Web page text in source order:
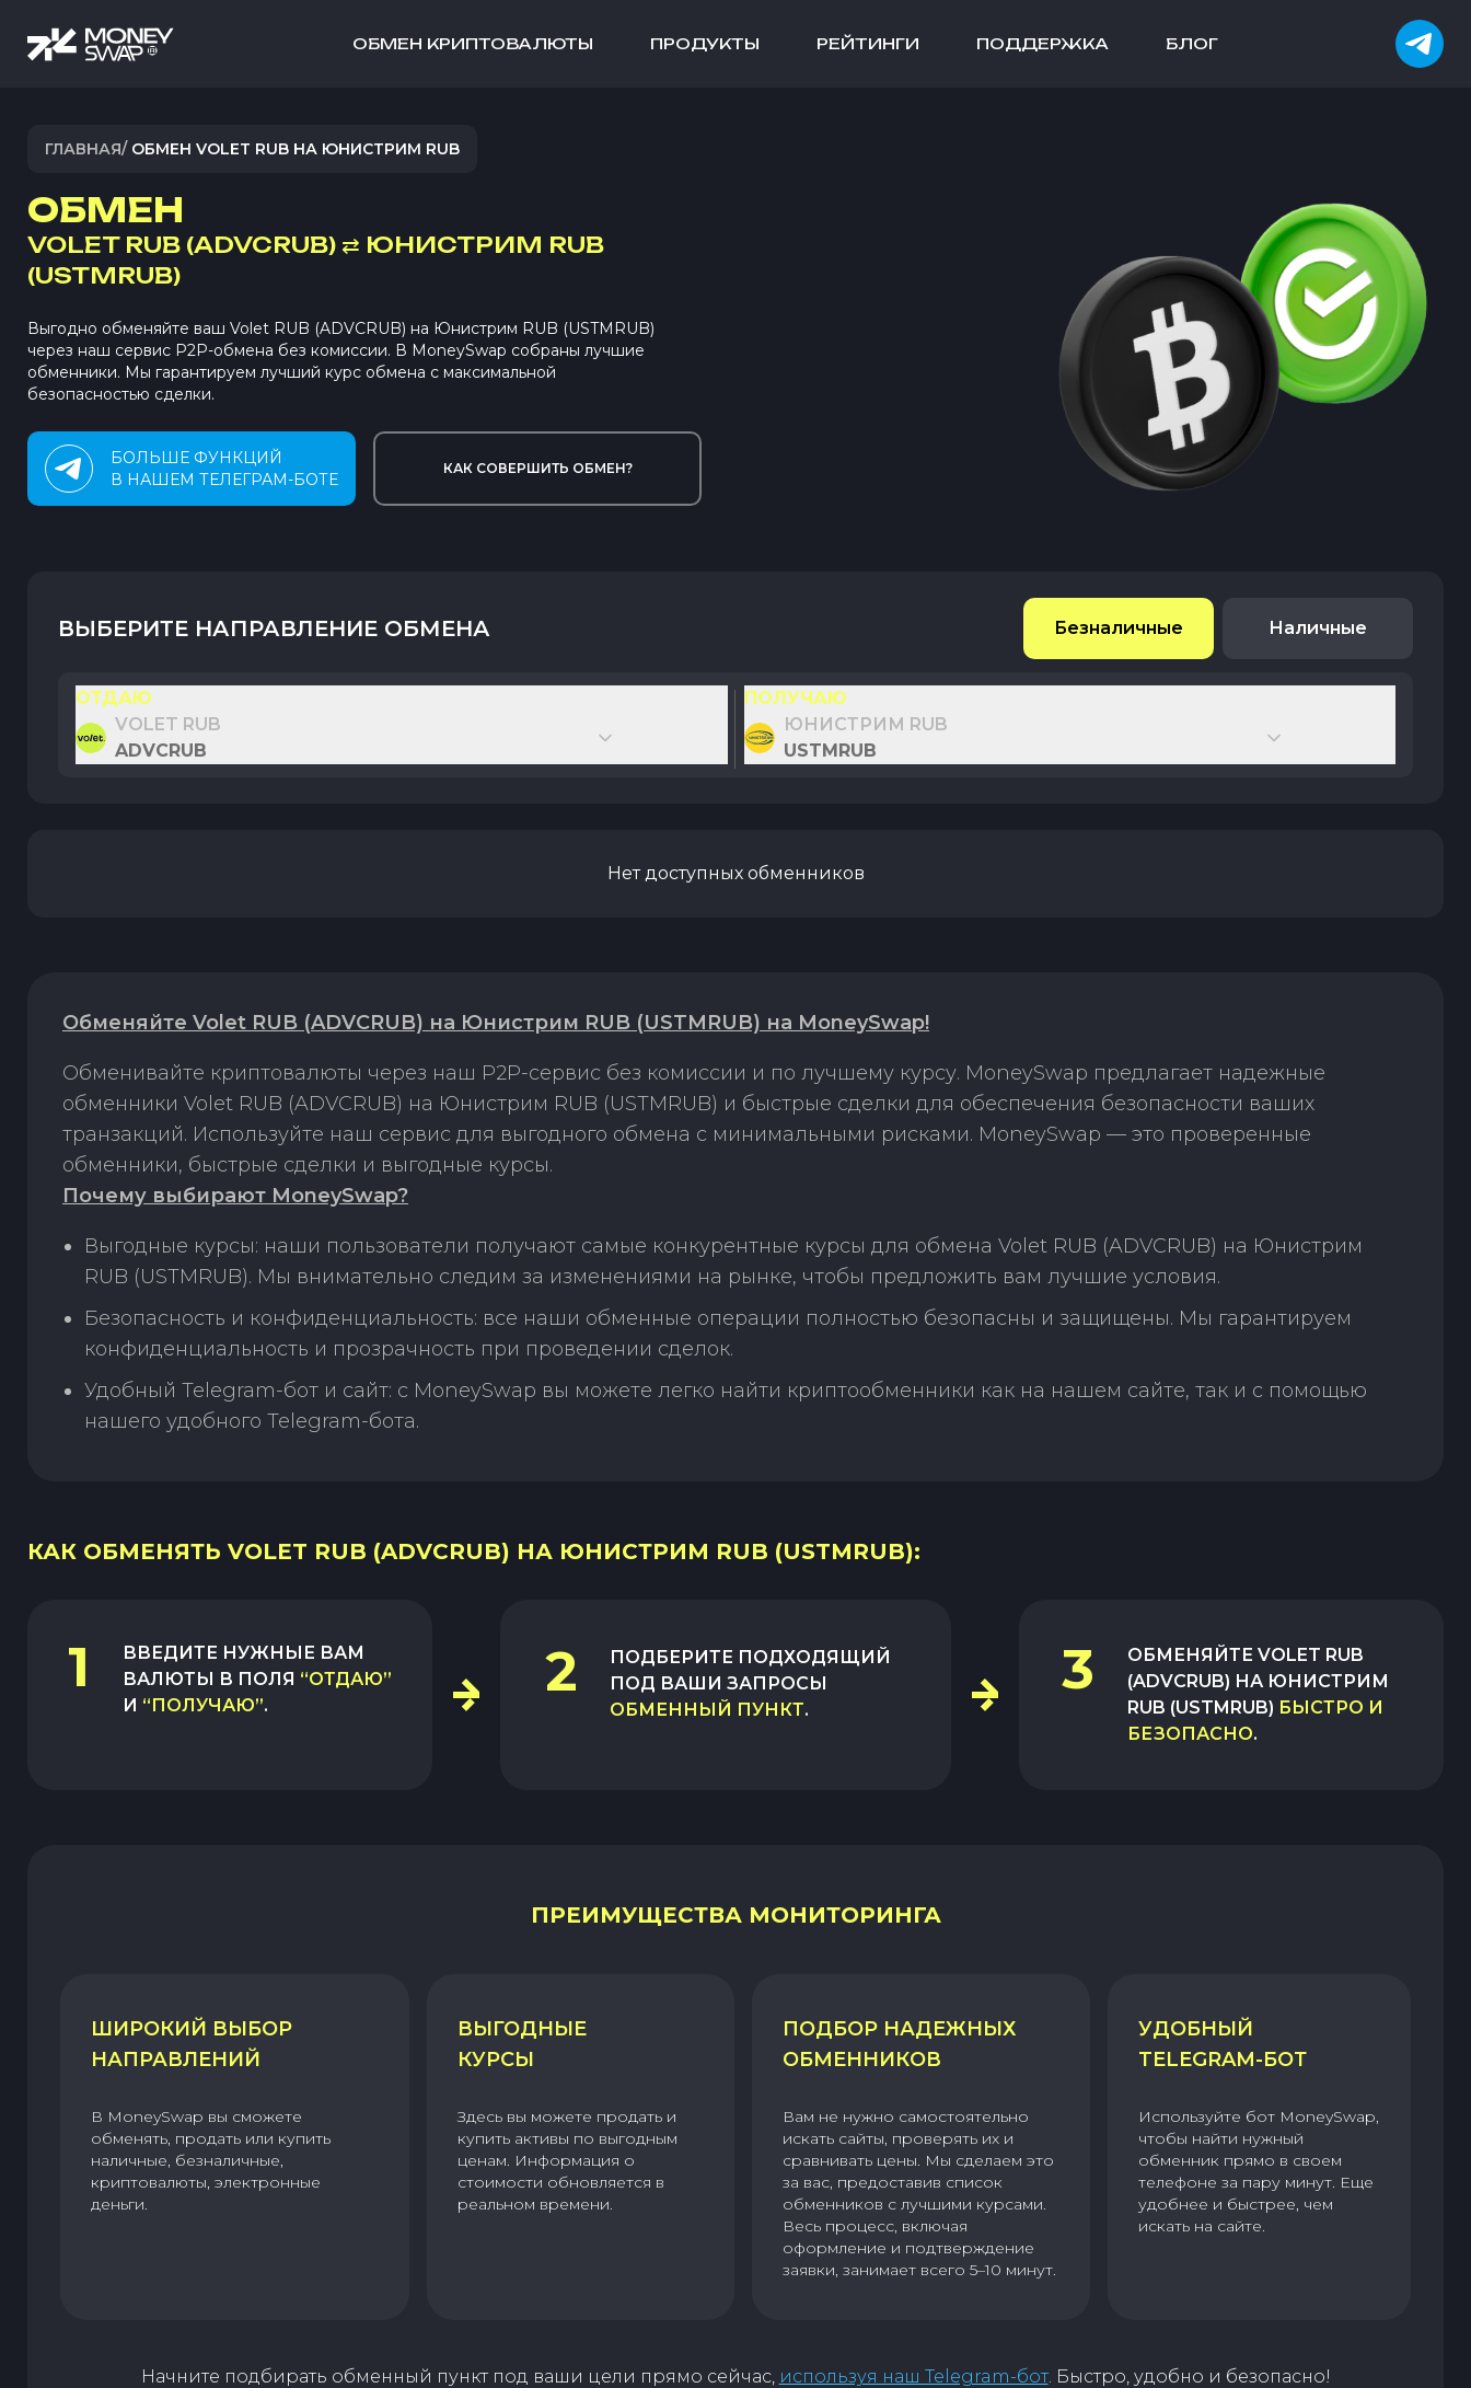
ОБМЕН КРИПТОВАЛЮТЫ ПРОДУКТЫ РЕЙТИНГИ ПОДДЕРЖКА БЛОГ
ГЛАВНАЯ/ ОБМЕН VOLET RUB НА ЮНИСТРИМ RUB
ОБМЕН
VOLET RUB (ADVCRUB) ⇄ ЮНИСТРИМ RUB
(USTMRUB)
Выгодно обменяйте ваш Volet RUB (ADVCRUB) на Юнистрим RUB (USTMRUB)
через наш сервис P2P-обмена без комиссии. В MoneySwap собраны лучшие
обменники. Мы гарантируем лучший курс обмена с максимальной
безопасностью сделки.
БОЛЬШЕ ФУНКЦИЙ
В НАШЕМ ТЕЛЕГРАМ-БОТЕ
КАК СОВЕРШИТЬ ОБМЕН?
ВЫБЕРИТЕ НАПРАВЛЕНИЕ ОБМЕНА Безналичные Наличные
ОТДАЮ
VOLET RUB
ADVCRUB
ПОЛУЧАЮ
ЮНИСТРИМ RUB
USTMRUB
Нет доступных обменников
Обменяйте Volet RUB (ADVCRUB) на Юнистрим RUB (USTMRUB) на MoneySwap!
Обменивайте криптовалюты через наш P2P-сервис без комиссии и по лучшему курсу. MoneySwap предлагает надежные
обменники Volet RUB (ADVCRUB) на Юнистрим RUB (USTMRUB) и быстрые сделки для обеспечения безопасности ваших
транзакций. Используйте наш сервис для выгодного обмена с минимальными рисками. MoneySwap — это проверенные
обменники, быстрые сделки и выгодные курсы.
Почему выбирают MoneySwap?
Выгодные курсы: наши пользователи получают самые конкурентные курсы для обмена Volet RUB (ADVCRUB) на Юнистрим
RUB (USTMRUB). Мы внимательно следим за изменениями на рынке, чтобы предложить вам лучшие условия.
Безопасность и конфиденциальность: все наши обменные операции полностью безопасны и защищены. Мы гарантируем
конфиденциальность и прозрачность при проведении сделок.
Удобный Telegram-бот и сайт: с MoneySwap вы можете легко найти криптообменники как на нашем сайте, так и с помощью
нашего удобного Telegram-бота.
КАК ОБМЕНЯТЬ VOLET RUB (ADVCRUB) НА ЮНИСТРИМ RUB (USTMRUB):
1
ВВЕДИТЕ НУЖНЫЕ ВАМ
ВАЛЮТЫ В ПОЛЯ “ОТДАЮ”
И “ПОЛУЧАЮ”.
2
ПОДБЕРИТЕ ПОДХОДЯЩИЙ
ПОД ВАШИ ЗАПРОСЫ
ОБМЕННЫЙ ПУНКТ.
3 ОБМЕНЯЙТЕVOLET RUB
(ADVCRUB) НА ЮНИСТРИМ
RUB (USTMRUB) БЫСТРО И
БЕЗОПАСНО.
ПРЕИМУЩЕСТВА МОНИТОРИНГА
ШИРОКИЙ ВЫБОР
НАПРАВЛЕНИЙ
В MoneySwap вы сможете
обменять, продать или купить
наличные, безналичные,
криптовалюты, электронные
деньги.
ВЫГОДНЫЕ
КУРСЫ
Здесь вы можете продать и
купить активы по выгодным
ценам. Информация о
стоимости обновляется в
реальном времени.
ПОДБОР НАДЕЖНЫХ
ОБМЕННИКОВ
Вам не нужно самостоятельно
искать сайты, проверять их и
сравнивать цены. Мы сделаем это
за вас, предоставив список
обменников с лучшими курсами.
Весь процесс, включая
оформление и подтверждение
заявки, занимает всего 5–10 минут.
УДОБНЫЙ
TELEGRAM-БОТ
Используйте бот MoneySwap,
чтобы найти нужный
обменник прямо в своем
телефоне за пару минут. Еще
удобнее и быстрее, чем
искать на сайте.
Начните подбирать обменный пункт под ваши цели прямо сейчас, используя наш Telegram-бот. Быстро, удобно и безопасно!